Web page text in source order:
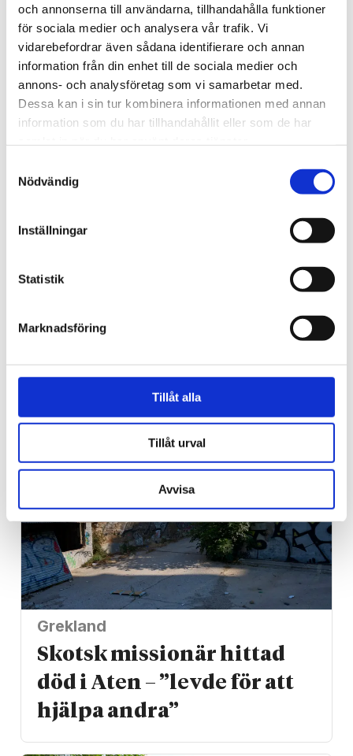
och annonserna till användarna, tillhandahålla funktioner
för sociala medier och analysera vår trafik. Vi
vidarebefordrar även sådana identifierare och annan
information från din enhet till de sociala medier och
annons- och analysföretag som vi samarbetar med.
Dessa kan i sin tur kombinera informationen med annan
information som du har tillhandahållit eller som de har
Nödvändig
Inställningar
Statistik
Marknadsföring
Tillåt alla
Tillåt urval
Avvisa
Alingsås
Dags för Shalom över
Israels sommarkonferens
Fem koppar kaffe om
dagen kan minska cancer­
Grekland
Skotsk missionär hittad
död i Aten – ”levde för att
hjälpa andra”